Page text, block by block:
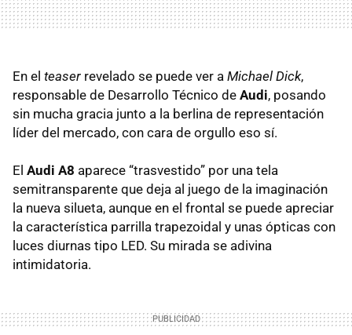
En el teaser revelado se puede ver a Michael Dick,
responsable de Desarrollo Técnico de Audi, posando
sin mucha gracia junto a la berlina de representación
líder del mercado, con cara de orgullo eso sí.
El Audi A8 aparece “trasvestido” por una tela
semitransparente que deja al juego de la imaginación
la nueva silueta, aunque en el frontal se puede apreciar
la característica parrilla trapezoidal y unas ópticas con
luces diurnas tipo LED. Su mirada se adivina
intimidatoria.